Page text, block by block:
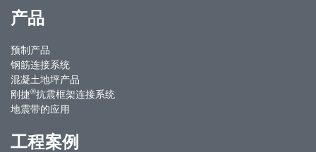
产品
预制产品
钢筋连接系统
混凝土地坪产品
刚捷®抗震框架连接系统
地震带的应用
工程案例